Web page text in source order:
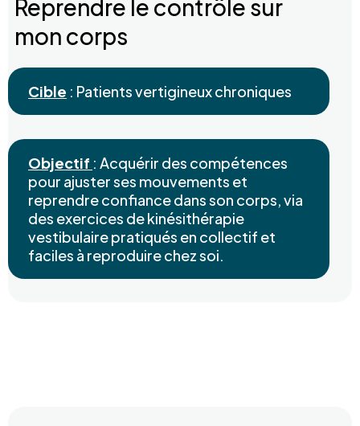
Reprendre le contrôle sur
mon corps
Cible : Patients vertigineux chroniques
Objectif : Acquérir des compétences
pour ajuster ses mouvements et
reprendre confiance dans son corps, via
des exercices de kinésithérapie
vestibulaire pratiqués en collectif et
faciles à reproduire chez soi.